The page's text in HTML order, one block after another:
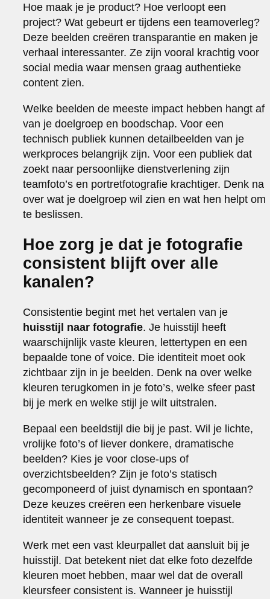
Hoe maak je je product? Hoe verloopt een
project? Wat gebeurt er tijdens een teamoverleg?
Deze beelden creëren transparantie en maken je
verhaal interessanter. Ze zijn vooral krachtig voor
social media waar mensen graag authentieke
content zien.
Welke beelden de meeste impact hebben hangt af
van je doelgroep en boodschap. Voor een
technisch publiek kunnen detailbeelden van je
werkproces belangrijk zijn. Voor een publiek dat
zoekt naar persoonlijke dienstverlening zijn
teamfoto’s en portretfotografie krachtiger. Denk na
over wat je doelgroep wil zien en wat hen helpt om
te beslissen.
Hoe zorg je dat je fotografie
consistent blijft over alle
kanalen?
Consistentie begint met het vertalen van je
huisstijl naar fotografie. Je huisstijl heeft
waarschijnlijk vaste kleuren, lettertypen en een
bepaalde tone of voice. Die identiteit moet ook
zichtbaar zijn in je beelden. Denk na over welke
kleuren terugkomen in je foto’s, welke sfeer past
bij je merk en welke stijl je wilt uitstralen.
Bepaal een beeldstijl die bij je past. Wil je lichte,
vrolijke foto’s of liever donkere, dramatische
beelden? Kies je voor close-ups of
overzichtsbeelden? Zijn je foto’s statisch
gecomponeerd of juist dynamisch en spontaan?
Deze keuzes creëren een herkenbare visuele
identiteit wanneer je ze consequent toepast.
Werk met een vast kleurpallet dat aansluit bij je
huisstijl. Dat betekent niet dat elke foto dezelfde
kleuren moet hebben, maar wel dat de overall
kleursfeer consistent is. Wanneer je huisstijl